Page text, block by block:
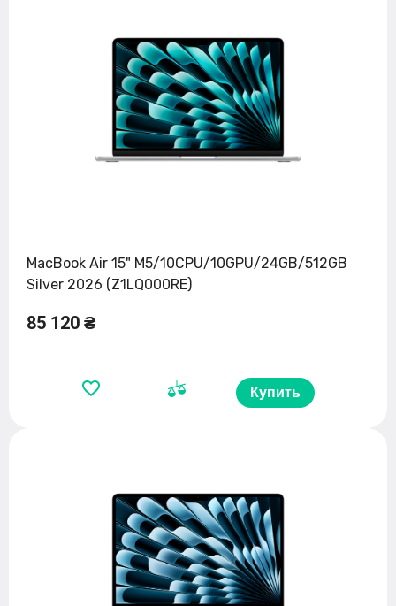
MacBook Air 15" M5/10CPU/10GPU/24GB/512GB
Silver 2026 (Z1LQ000RE)
85 120 ₴
Купить